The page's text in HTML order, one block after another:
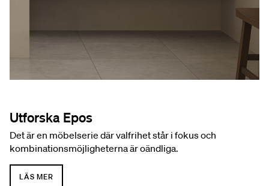
Utforska Epos
Det är en möbelserie där valfrihet står i fokus och
kombinationsmöjligheterna är oändliga.
LÄS MER